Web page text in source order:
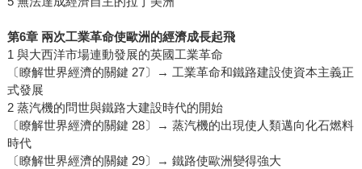
第6章 兩次工業革命使歐洲的經濟成長起飛
1 與大西洋市場連動發展的英國工業革命
〔瞭解世界經濟的關鍵 27〕→ 工業革命和鐵路建設使資本主義正
式發展
2 蒸汽機的問世與鐵路大建設時代的開始
〔瞭解世界經濟的關鍵 28〕→ 蒸汽機的出現使人類邁向化石燃料
時代
〔瞭解世界經濟的關鍵 29〕→ 鐵路使歐洲變得強大